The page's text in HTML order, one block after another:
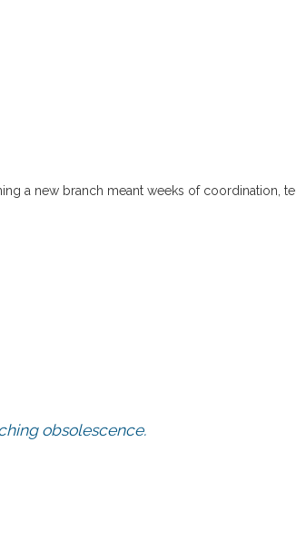
a new branch meant weeks of coordination,
obsolescence.